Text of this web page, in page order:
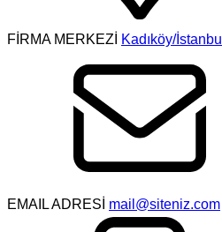
FİRMA MERKEZİ Kadıköy/İstanbul
EMAIL ADRESİ mail@siteniz.com